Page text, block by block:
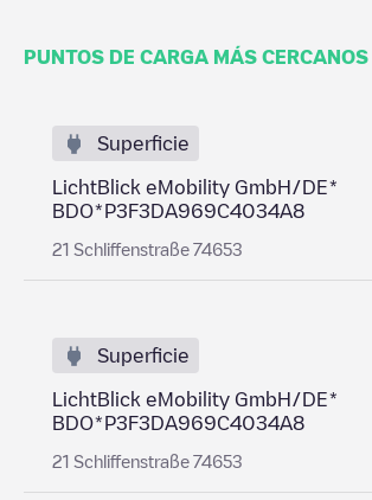
PUNTOS DE CARGA MÁS CERCANOS
Superficie
LichtBlick eMobility GmbH/DE*
BDO*P3F3DA969C4034A8
21 Schliffenstraße 74653
Superficie
LichtBlick eMobility GmbH/DE*
BDO*P3F3DA969C4034A8
21 Schliffenstraße 74653